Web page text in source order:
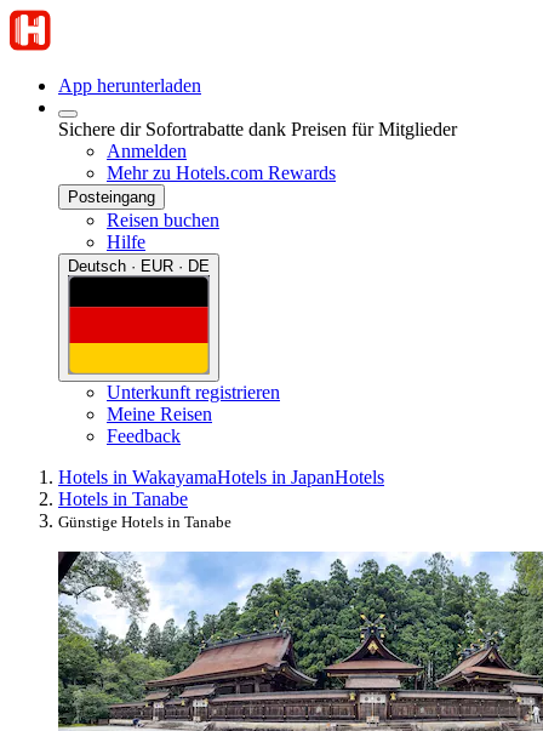
App herunterladen
Sichere dir Sofortrabatte dank Preisen für Mitglieder
Anmelden
Mehr zu Hotels.com Rewards
Posteingang
Reisen buchen
Hilfe
Deutsch · EUR · DE
Unterkunft registrieren
Meine Reisen
Feedback
Hotels in WakayamaHotels in JapanHotels
Hotels in Tanabe
Günstige Hotels in Tanabe